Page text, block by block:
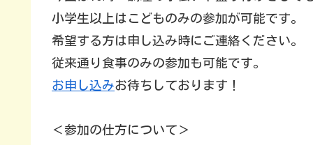
小学生以上はこどものみの参加が可能です。
希望する方は申し込み時にご連絡ください。
従来通り食事のみの参加も可能です。
お申し込みお待ちしております！
＜参加の仕方について＞